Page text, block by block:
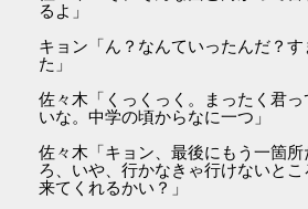
るよ」
キョン「ん？なんていったんだ？
た」
佐々木「くっくっく。まったく君
いな。中学の頃からなに一つ」
佐々木「キョン、最後にもう一箇所
ろ、いや、行かなきゃ行けないと
来てくれるかい？」